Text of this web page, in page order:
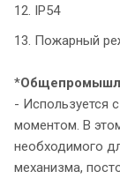
12. IP54
13. Пожарный
*
-
моментом. В
необходимого
механизма,